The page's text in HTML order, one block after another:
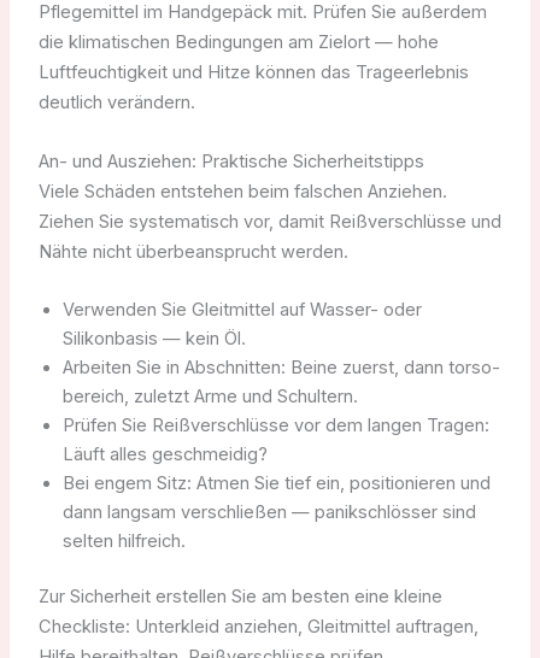
Pflegemittel im Handgepäck mit. Prüfen Sie außerdem
die klimatischen Bedingungen am Zielort — hohe
Luftfeuchtigkeit und Hitze können das Trageerlebnis
deutlich verändern.
An- und Ausziehen: Praktische Sicherheitstipps
Viele Schäden entstehen beim falschen Anziehen.
Ziehen Sie systematisch vor, damit Reißverschlüsse und
Nähte nicht überbeansprucht werden.
Verwenden Sie Gleitmittel auf Wasser- oder
Silikonbasis — kein Öl.
Arbeiten Sie in Abschnitten: Beine zuerst, dann torso-
bereich, zuletzt Arme und Schultern.
Prüfen Sie Reißverschlüsse vor dem langen Tragen:
Läuft alles geschmeidig?
Bei engem Sitz: Atmen Sie tief ein, positionieren und
dann langsam verschließen — panikschlösser sind
selten hilfreich.
Zur Sicherheit erstellen Sie am besten eine kleine
Checkliste: Unterkleid anziehen, Gleitmittel auftragen,